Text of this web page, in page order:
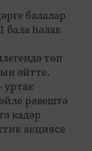
балалар
бала һәлак
төп
әйтте.
рәвештә
кадәр
акциясе